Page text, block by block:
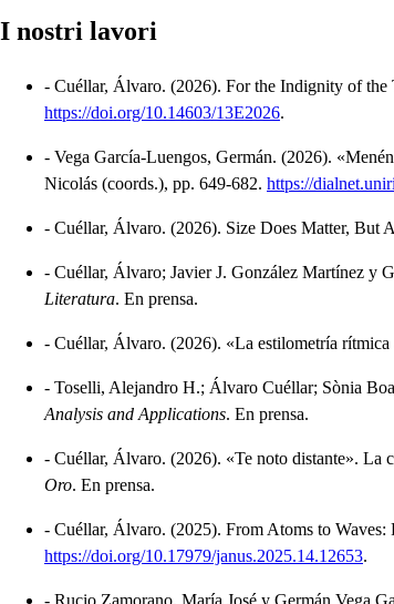
I nostri lavori
- Cuéllar, Álvaro. (2026). For the Indignity of the
https://doi.org/10.14603/13E2026.
- Vega García-Luengos, Germán. (2026).
Nicolás (coords.), pp. 649-682. https://
- Cuéllar, Álvaro. (2026). Size Does Matter, But
- Cuéllar, Álvaro; Javier J. González Martínez y
Literatura. En prensa.
- Cuéllar, Álvaro. (2026). «La estilometría rítmica
- Toselli, Alejandro H.; Álvaro Cuéllar; Sònia
Analysis and Applications. En prensa.
- Cuéllar, Álvaro. (2026). «Te noto distante». La
Oro. En prensa.
- Cuéllar, Álvaro. (2025). From Atoms to
https://doi.org/10.17979/janus.2025.14.12653.
- Rucio Zamorano, María José y Germán Vega